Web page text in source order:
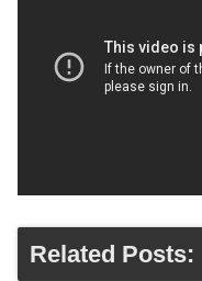
Related Posts: